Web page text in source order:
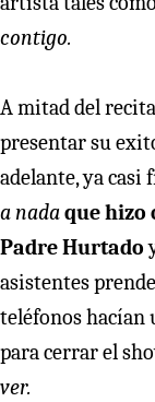
contigo.
A mitad del
presentar su
adelante, ya casi
a nadaque hizo
Padre Hurtado
asistentes
teléfonos hacían
para cerrar el
ver.